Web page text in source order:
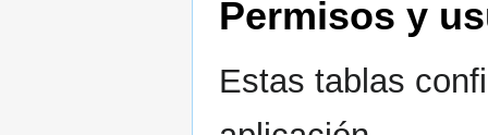
Permisos y
Estas tablas